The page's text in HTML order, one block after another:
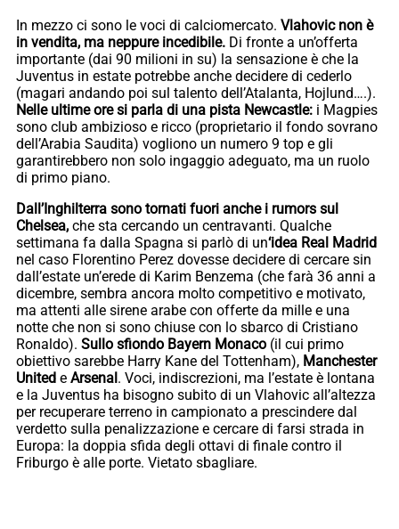
In mezzo ci sono le voci di calciomercato. Vlahovic non è
in vendita, ma neppure incedibile. Di fronte a un’offerta
importante (dai 90 milioni in su) la sensazione è che la
Juventus in estate potrebbe anche decidere di cederlo
(magari andando poi sul talento dell’Atalanta, Hojlund….).
Nelle ultime ore si parla di una pista Newcastle: i Magpies
sono club ambizioso e ricco (proprietario il fondo sovrano
dell’Arabia Saudita) vogliono un numero 9 top e gli
garantirebbero non solo ingaggio adeguato, ma un ruolo
di primo piano.
Dall’Inghilterra sono tornati fuori anche i rumors sul
Chelsea, che sta cercando un centravanti. Qualche
settimana fa dalla Spagna si parlò di un‘idea Real Madrid
nel caso Florentino Perez dovesse decidere di cercare sin
dall’estate un’erede di Karim Benzema (che farà 36 anni a
dicembre, sembra ancora molto competitivo e motivato,
ma attenti alle sirene arabe con offerte da mille e una
notte che non si sono chiuse con lo sbarco di Cristiano
Ronaldo). Sullo sfiondo Bayern Monaco (il cui primo
obiettivo sarebbe Harry Kane del Tottenham), Manchester
United e Arsenal . Voci, indiscrezioni, ma l’estate è lontana
e la Juventus ha bisogno subito di un Vlahovic all’altezza
per recuperare terreno in campionato a prescindere dal
verdetto sulla penalizzazione e cercare di farsi strada in
Europa: la doppia sfida degli ottavi di finale contro il
Friburgo è alle porte. Vietato sbagliare.